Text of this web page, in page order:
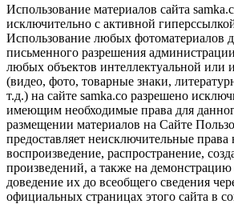
Использование материалов сайта
исключительно с активной
Использование любых фотоматериалов
письменного разрешения
любых объектов интеллектуальной или
(видео, фото, товарные знаки,
т.д.) на сайте samka.co разрешено
имеющим необходимые права для
размещении материалов на Сайте
предоставляет неисключительные права
воспроизведение, распространение,
произведений, а также на демонстрацию
доведение их до всеобщего сведения
официальных страницах этого сайта в